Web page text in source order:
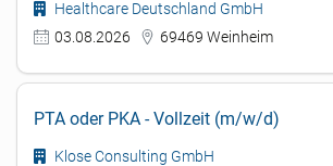
Healthcare Deutschland GmbH
03.08.2026
69469 Weinheim
PTA oder PKA - Vollzeit (m/w/d)
Klose Consulting GmbH